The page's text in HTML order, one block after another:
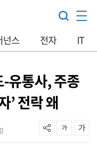
넌스 전자 IT
통사, 주종
’ 전락 왜